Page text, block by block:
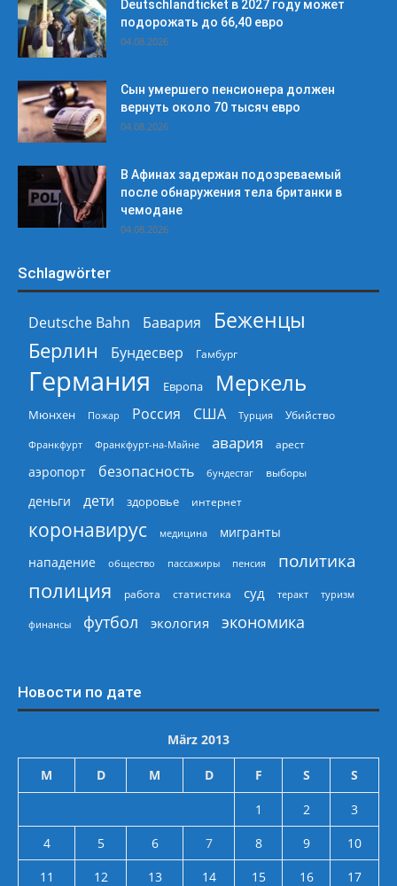
Deutschlandticket в 2027 году может
подорожать до 66,40 евро
04.08.2026
Сын умершего пенсионера должен
вернуть около 70 тысяч евро
04.08.2026
В Афинах задержан подозреваемый
после обнаружения тела британки в
чемодане
04.08.2026
Schlagwörter
Deutsche Bahn Бавария
Беженцы
Берлин
Бундесвер Гамбург
Германия Европа Меркель
Мюнхен Пожар Россия США Турция Убийство
Франкфурт Франкфурт-на-Майне авария арест
аэропорт безопасность бундестаг выборы
деньги дети здоровье интернет
коронавирус медицина
мигранты
нападение
общество пассажиры пенсия политика
полиция работа статистика суд теракт туризм
финансы футбол экология экономика
Новости по дате
März 2013
M D M D F S S
1 2
3
4
5 6 7 8 9
10
11
12 13 14 15 16 17